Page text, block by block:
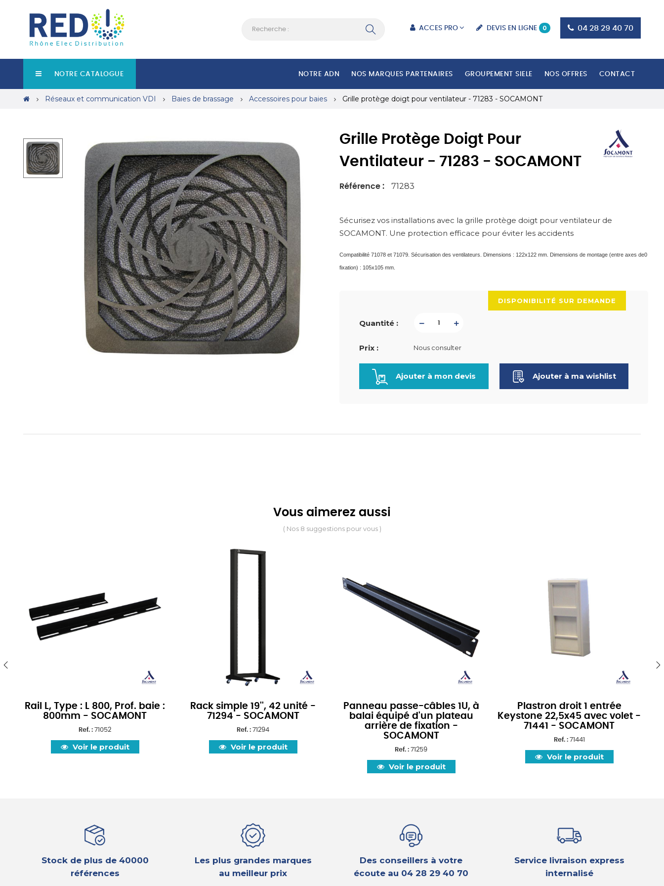
ACCES PRO DEVIS EN LIGNE 0 04 28 29 40 70
NOTRE CATALOGUE NOTRE ADN NOS MARQUES PARTENAIRES GROUPEMENT SIELE NOS OFFRES CONTACT
Réseaux et communication VDI Baies de brassage Accessoires pour baies Grille protège doigt pour ventilateur - 71283 - SOCAMONT
Grille Protège Doigt Pour
Ventilateur - 71283 - SOCAMONT
Référence : 71283
Sécurisez vos installations avec la grille protège doigt pour ventilateur de
SOCAMONT. Une protection efficace pour éviter les accidents
Compatibilité 71078 et 71079. Sécurisation des ventilateurs. Dimensions : 122x122 mm. Dimensions de montage (entre axes de0
fixation) : 105x105 mm.
DISPONIBILITÉ SUR DEMANDE
Quantité :
Prix : Nous consulter
Ajouter à mon devis Ajouter à ma wishlist
Vous aimerez aussi
( Nos 8 suggestions pour vous )
Rail L, Type : L 800, Prof. baie :
800mm - SOCAMONT
Ref. : 71052
Voir le produit
Rack simple 19'', 42 unité -
71294 - SOCAMONT
Ref. : 71294
Voir le produit
Panneau passe-câbles 1U, à
balai équipé d'un plateau
arrière de fixation -
SOCAMONT
Ref. : 71259
Voir le produit
Plastron droit 1 entrée
Keystone 22,5x45 avec volet -
71441 - SOCAMONT
Ref. :71441
Voir le produit
Stock de plus de 40000
références
Les plus grandes marques
au meilleur prix
Des conseillers à votre
écoute au 04 28 29 40 70
Service livraison express
internalisé